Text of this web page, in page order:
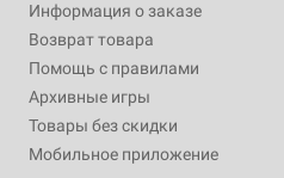
Информация о заказе
Возврат товара
Помощь с правилами
Архивные игры
Товары без скидки
Мобильное приложение